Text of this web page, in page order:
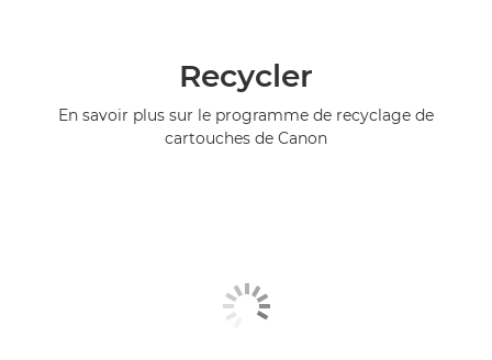
Recycler
En savoir plus sur le programme de recyclage de
cartouches de Canon